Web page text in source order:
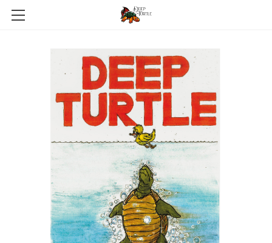
ABOUT
GALERIE
NEWS
PRESSEKIT
CONTACT
SHOP